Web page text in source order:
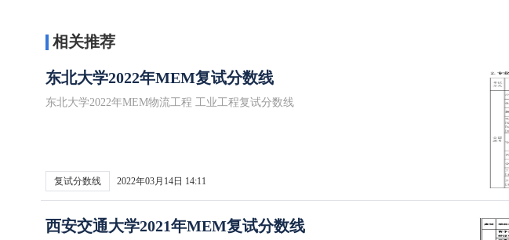
相关推荐
东北大学2022年MEM复试分数线
东北大学2022年MEM物流工程 工业工程复试分数线
复试分数线 2022年03月14日 14:11
西安交通大学2021年MEM复试分数线